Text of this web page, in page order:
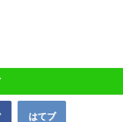
はてブ